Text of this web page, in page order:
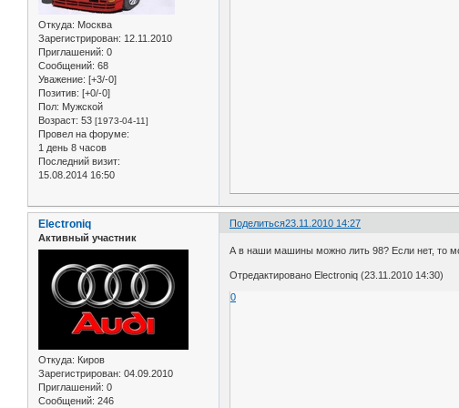
Откуда: Москва
Зарегистрирован: 12.11.2010
Приглашений: 0
Сообщений: 68
Уважение: [+3/-0]
Позитив: [+0/-0]
Пол: Мужской
Возраст: 53 [1973-04-11]
Провел на форуме:
1 день 8 часов
Последний визит:
15.08.2014 16:50
Поделиться23.11.2010 14:27
Electroniq
Активный участник
Откуда: Киров
Зарегистрирован: 04.09.2010
Приглашений: 0
Сообщений: 246
А в наши машины можно лить 98? Если нет, то
Отредактировано Electroniq (23.11.2010 14:30)
0